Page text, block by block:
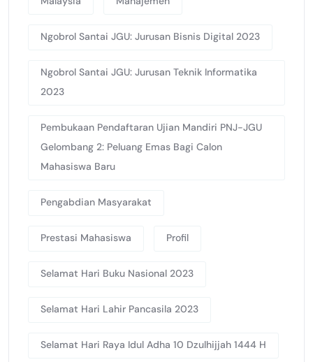
Ngobrol Santai JGU: Jurusan Bisnis Digital 2023
Ngobrol Santai JGU: Jurusan Teknik Informatika
2023
Pembukaan Pendaftaran Ujian Mandiri PNJ-JGU
Gelombang 2: Peluang Emas Bagi Calon
Mahasiswa Baru
Pengabdian Masyarakat
Prestasi Mahasiswa Profil
Selamat Hari Buku Nasional 2023
Selamat Hari Lahir Pancasila 2023
Selamat Hari Raya Idul Adha 10 Dzulhijjah 1444 H